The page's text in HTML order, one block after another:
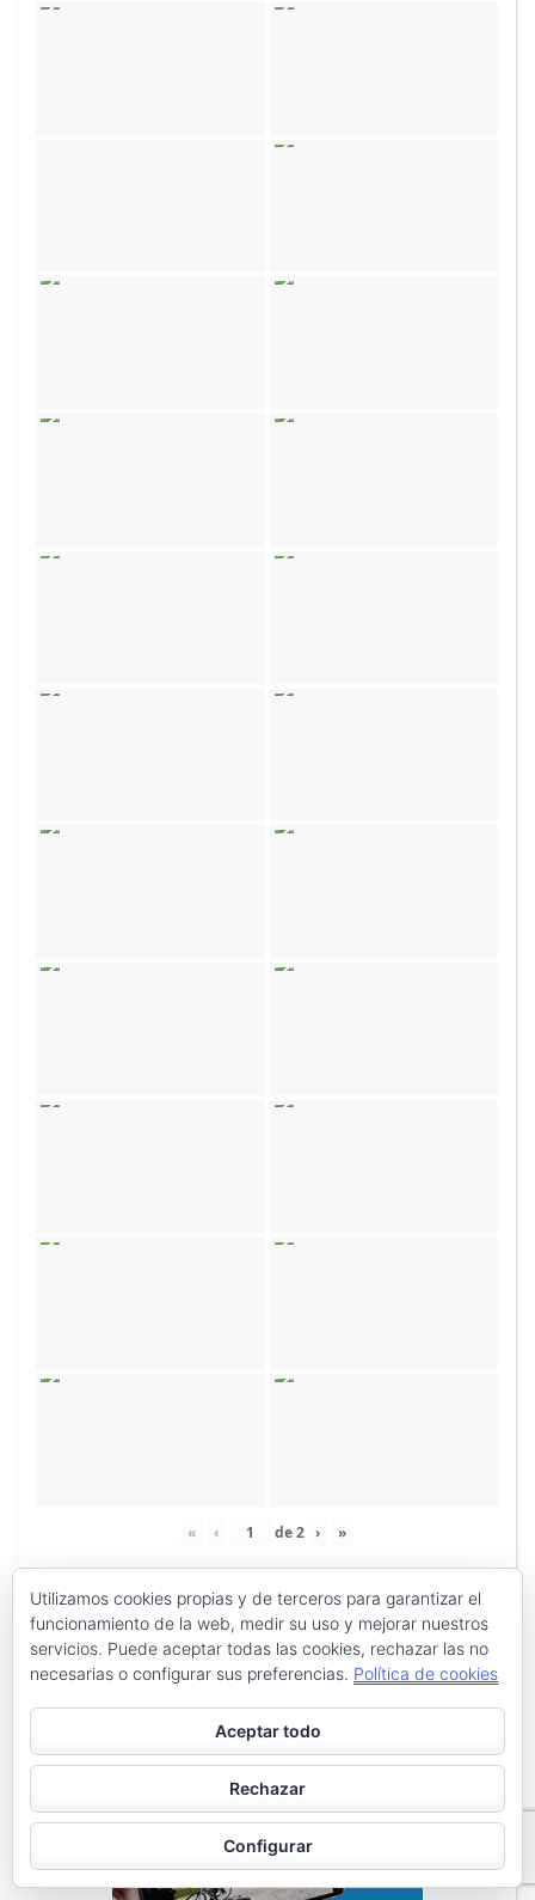
« ‹ de2 › »
Utilizamos cookies propias y de terceros para garantizar el
funcionamiento de la web, medir su uso y mejorar nuestros
servicios. Puede aceptar todas las cookies, rechazar las no
necesarias o configurar sus preferencias. Política de cookies
Aceptar todo
Rechazar
Configurar